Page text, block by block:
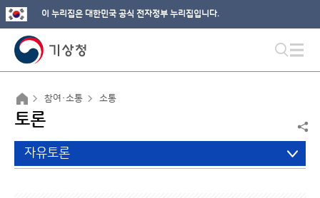
이 누리집은 대한민국 공식 전자정부 누리집입니다.
참여·소통 소통
토론
자유토론